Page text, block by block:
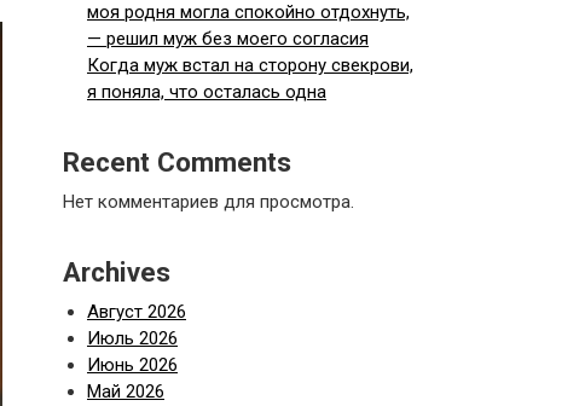
моя родня могла спокойно отдохнуть,
— решил муж без моего согласия
Когда муж встал на сторону свекрови,
я поняла, что осталась одна
Recent Comments
Нет комментариев для просмотра.
Archives
Август 2026
Июль 2026
Июнь 2026
Май 2026